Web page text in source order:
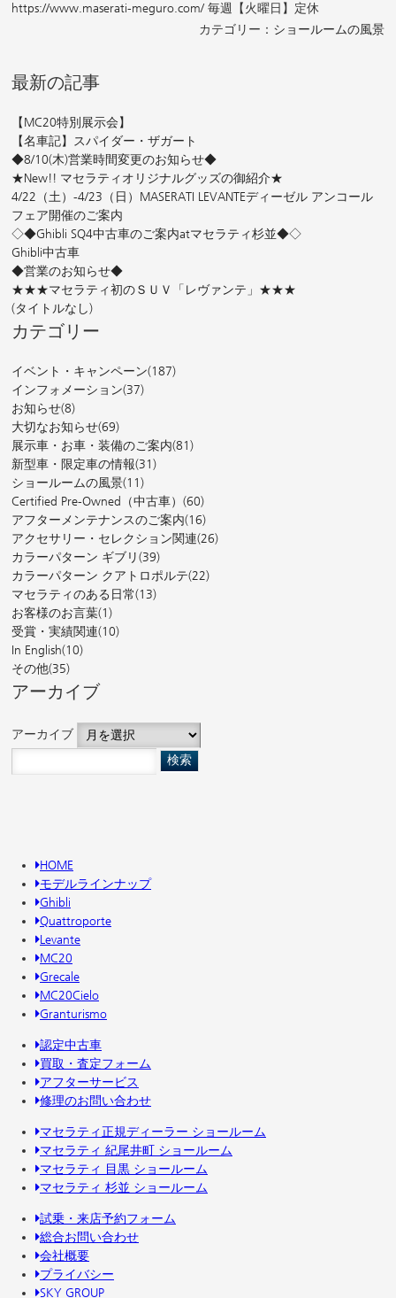
https://www.maserati-meguro.com/毎週【火曜日】定休
カテゴリー： ショールームの風景
最新の記事
【MC20特別展示会】
【名車記】スパイダー・ザガート
◆8/10(木)営業時間変更のお知らせ◆
★New!! マセラティオリジナルグッズの御紹介★
4/22（土）-4/23（日）MASERATI LEVANTEディーゼル アンコール
フェア開催のご案内
◇◆Ghibli SQ4中古車のご案内atマセラティ杉並◆◇
Ghibli中古車
◆営業のお知らせ◆
★★★マセラティ初のＳＵＶ「レヴァンテ」★★★
(タイトルなし)
カテゴリー
イベント・キャンペーン(187)
インフォメーション(37)
お知らせ(8)
大切なお知らせ(69)
展示車・お車・装備のご案内(81)
新型車・限定車の情報(31)
ショールームの風景(11)
Certified Pre-Owned（中古車）(60)
アフターメンテナンスのご案内(16)
アクセサリー・セレクション関連(26)
カラーパターン ギブリ(39)
カラーパターン クアトロポルテ(22)
マセラティのある日常(13)
お客様のお言葉(1)
受賞・実績関連(10)
In English(10)
その他(35)
アーカイブ
アーカイブ
HOME
モデルラインナップ
Ghibli
Quattroporte
Levante
MC20
Grecale
MC20Cielo
Granturismo
認定中古車
買取・査定フォーム
アフターサービス
修理のお問い合わせ
マセラティ正規ディーラー ショールーム
マセラティ 紀尾井町 ショールーム
マセラティ 目黒 ショールーム
マセラティ 杉並 ショールーム
試乗・来店予約フォーム
総合お問い合わせ
会社概要
プライバシー
SKY GROUP